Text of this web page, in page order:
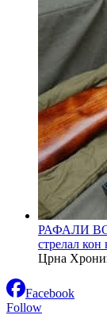
РАФАЛИ ВО
стрелал
Црна
Facebook
Follow